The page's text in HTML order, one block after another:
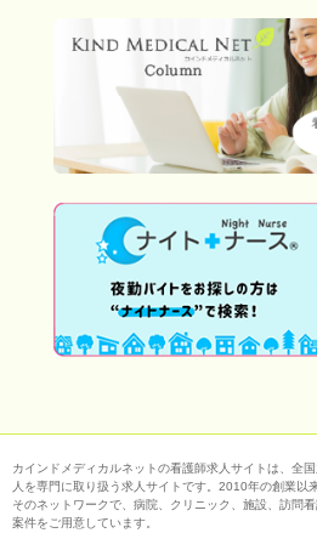
カインドメディカルネットの看護師求人サイトは、全
人を専門に取り扱う求人サイトです。2010年の創業以
そのネットワークで、病院、クリニック、施設、訪問
案件をご用意しています。